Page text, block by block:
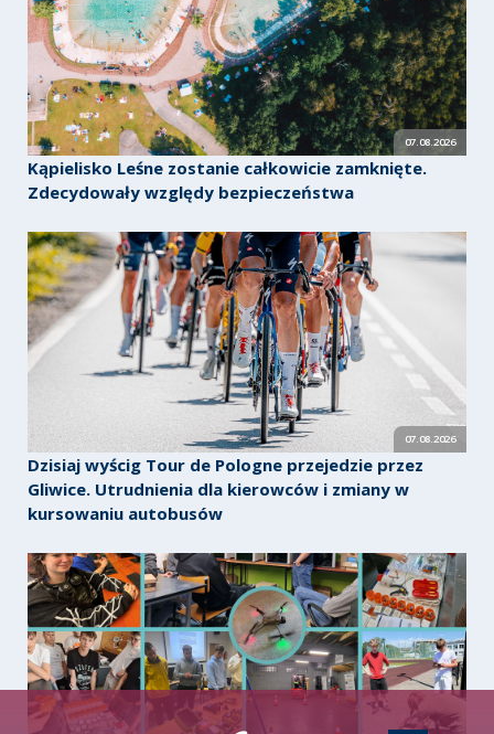
07.08.2026
Kąpielisko Leśne zostanie całkowicie zamknięte.
Zdecydowały względy bezpieczeństwa
07.08.2026
Dzisiaj wyścig Tour de Pologne przejedzie przez
Gliwice. Utrudnienia dla kierowców i zmiany w
kursowaniu autobusów